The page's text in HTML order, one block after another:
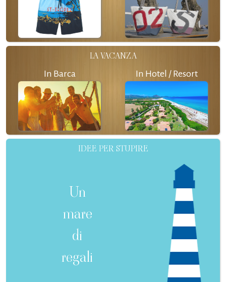
LA VACANZA
In Barca In Hotel / Resort
IDEE PER STUPIRE
Un
mare
di
regali